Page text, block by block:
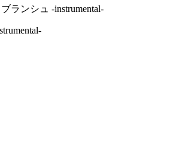
ランシュ -instrumental-